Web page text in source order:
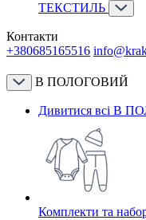
ТЕКСТИЛЬ
Контакти
+380685165516
В ПОЛОГОВИЙ
Дивитися всі В
Комплекти та